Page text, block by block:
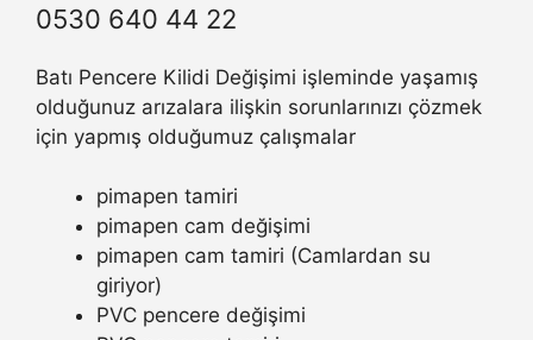
0530 640 44 22
Batı Pencere Kilidi Değişimi işleminde yaşamış
olduğunuz arızalara ilişkin sorunlarınızı çözmek
için yapmış olduğumuz çalışmalar
pimapen tamiri
pimapen cam değişimi
pimapen cam tamiri (Camlardan su
giriyor)
PVC pencere değişimi